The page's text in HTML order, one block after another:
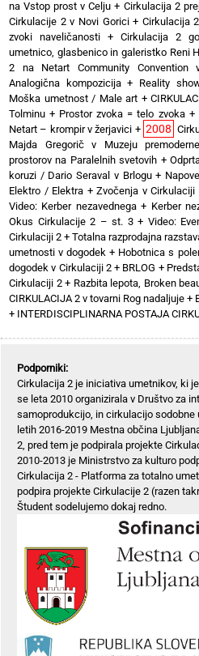
na Vstop prost v Celju + Cirkulacija 2
Cirkulacije 2 v Novi Gorici+ Cirkulacija
zvoki naveličanosti + Cirkulacija 2
umetnico, glasbenico in galeristko Reni
2 na Netart Community Convention
Analogična kompozicija+ Reality
Moška umetnost / Male art +
Tolminu + Prostor zvoka = telo zvoka+
Netart – krompir v žerjavici + 2008
Majda Gregorič v Muzeju
prostorov na Paralelnih svetovih +
koruzi / Dario Seraval v Brlogu+
Elektro / Elektra +Zvočenja v Cirkulaciji
Video: Kerber nezavednega+ Kerber
Okus Cirkulacije 2 – st. 3+ Video:
Cirkulaciji 2 + Totalna razprodajna
umetnosti v dogodek + Hobotnica s
dogodek v Cirkulaciji 2+ BRLOG +
Cirkulaciji 2+ Razbita lepota, Broken
CIRKULACIJA 2 v tovarni Rog nadaljuje +
+ INTERDISCIPLINARNA POSTAJA
Podporniki:
Cirkulacija 2 je iniciativa umetnikov, ki
se leta 2010 organizirala v Društvo za
samoprodukcijo, in cirkulacijo sodobne
letih 2016-2019 Mestna občina
2, pred tem je podpirala projekte
2010-2013 je Ministrstvo za kulturo
Cirkulacija 2 - Platforma za totalno
podpira projekte Cirkulacije 2 (razen
Študent sodelujemo dokaj redno.